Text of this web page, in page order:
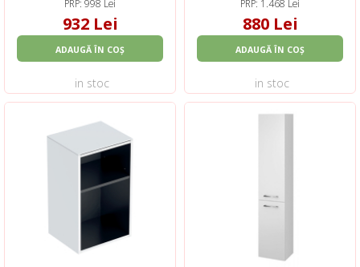
PRP: 998 Lei
932 Lei
ADAUGĂ ÎN COȘ
in stoc
PRP: 1.468 Lei
880 Lei
ADAUGĂ ÎN COȘ
in stoc